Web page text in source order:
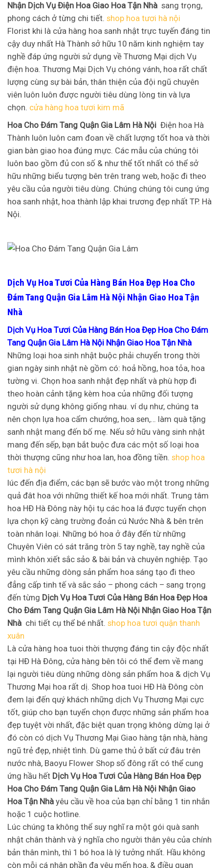
Nhận Dịch Vụ Điện Hoa Giao Hoa Tận Nhà sang trọng,
phong cách ở từng chi tiết. shop hoa tươi hà nội
Florist khi là cửa hàng hoa sanh nhật trực tuyến đáng tin
cậy duy nhất Hà Thành sở hữu 10 năm kinh nghiệm tay
nghề đáp ứng người sử dụng về Thương Mại dịch Vụ
điện hoa. Thương Mại Dịch Vụ chóng vánh, hoa rất chất
lượng cùng sự bài bản, thân thiện của đội ngũ chuyên
viên luôn luôn được người tiêu dùng lòng tin và lựa
chọn. cửa hàng hoa tươi kim mã
Hoa Cho Đám Tang Quận Gia Lâm Hà Nội Điện hoa Hà
Thành luôn luôn cam đoan về chất lượng tốt hoa và thời
gian bàn giao hoa đúng mực. Các mẫu của chúng tôi
luôn bao gồm đủ con số & như thể tốt nhất có thể sở
hữu những biểu tượng bên trên trang web, hoặc đi theo
yêu cầu của người tiêu dùng. Chúng chúng tôi cung ứng
hoa sanh nhật, hoa thành lập khai trương đẹp nhất TP. Hà
Nội.
Dịch Vụ Hoa Tươi Của Hàng Bán Hoa Đẹp Hoa Cho
Đám Tang Quận Gia Lâm Hà Nội Nhận Giao Hoa Tận
Nhà
Dịch Vụ Hoa Tươi Của Hàng Bán Hoa Đẹp Hoa Cho Đám
Tang Quận Gia Lâm Hà Nội Nhận Giao Hoa Tận Nhà
Những loại hoa sinh nhật buộc phải chuyển trong thời
gian ngày sinh nhật nè gồm có: hoả hồng, hoa tỏa, hoa
tường vi. Chọn hoa sanh nhật đẹp nhất và phù hợp đi
theo hoàn cảnh tặng kèm hoa của những đối tượng
người sử dụng không giống nhau. ví dụ như, chúng ta
nên chọn lựa hoa cẩm chướng, hoa sen,… làm quà tặng
sanh nhật mang đến bố mẹ. Nếu sở hữu vàng sinh nhật
mang đến sếp, bạn bắt buộc đưa các một số loại hoa
thời thượng cũng như hoa lan, hoa đồng tiền. shop hoa
tươi hà nội
lúc đến địa điểm, các bạn sẽ bước vào một trong những
quả đât hoa với những thiết kế hoa mới nhất. Trung tâm
hoa HĐ Hà Đông này hội tụ các hoa lá được tuyển chọn
lựa chọn kỹ càng trường đoản cú Nước Nhà & bên trên
toàn nhân loại. Những bó hoa ở đây đến từ những
Chuyên Viên có sát trăng tròn 5 tay nghề, tay nghề của
mình khôn xiết sắc sảo & bài bản và chuyên nghiệp. Tạo
yêu cầu những dòng sản phẩm hoa sáng tạo đi theo
đẳng cấp tinh tế và sắc sảo – phong cách – sang trọng
đến từng Dịch Vụ Hoa Tươi Của Hàng Bán Hoa Đẹp Hoa
Cho Đám Tang Quận Gia Lâm Hà Nội Nhận Giao Hoa Tận
Nhà chi tiết cụ thể bé nhất. shop hoa tươi quận thanh
xuân
Là cửa hàng hoa tuoi thời thượng đáng tin cậy độc nhất
tại HĐ Hà Đông, cửa hàng bên tôi có thể đem về mang
lại người tiêu dùng những dòng sản phẩm hoa & dịch Vụ
Thương Mại hoa rất dị. Shop hoa tuoi HĐ Hà Đông còn
đem lại đến quý khách những dịch Vụ Thương Mại cực
tốt, giúp cho bạn tuyển chọn được những sản phẩm hoa
đẹp tuyệt vời nhất, đặc biệt quan trọng không dừng lại ở
đó còn có dịch Vụ Thương Mại Giao hàng tận nhà, hàng
ngũ trẻ đẹp, nhiệt tình. Dù game thủ ở bất cứ đâu trên
nước nhà, Baoyu Flower Shop số đông rất có thể cung
ứng hầu hết Dịch Vụ Hoa Tươi Của Hàng Bán Hoa Đẹp
Hoa Cho Đám Tang Quận Gia Lâm Hà Nội Nhận Giao
Hoa Tận Nhà yêu cầu về hoa của bạn chỉ bằng 1 tin nhắn
hoặc 1 cuộc hotline.
Lúc chúng ta không thể suy nghĩ ra một gói quà sanh
nhật chân thành và ý nghĩa cho người thân yêu của chính
bản thân mình, thì 1 bó hoa là lý tưởng nhất. Hầu không
còn mỗi cá nhân phần đa yêu mến hoa, & điều quan